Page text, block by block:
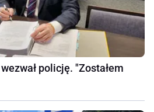
policję. "Zostałem